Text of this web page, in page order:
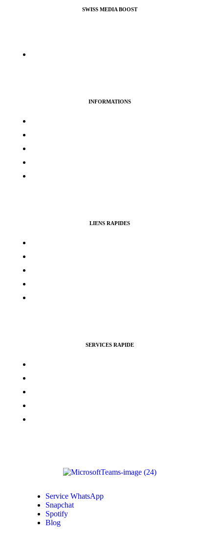
SWISS MEDIA BOOST
INFORMATIONS
LIENS RAPIDES
SERVICES RAPIDE
Service WhatsApp
Snapchat
Spotify
Blog